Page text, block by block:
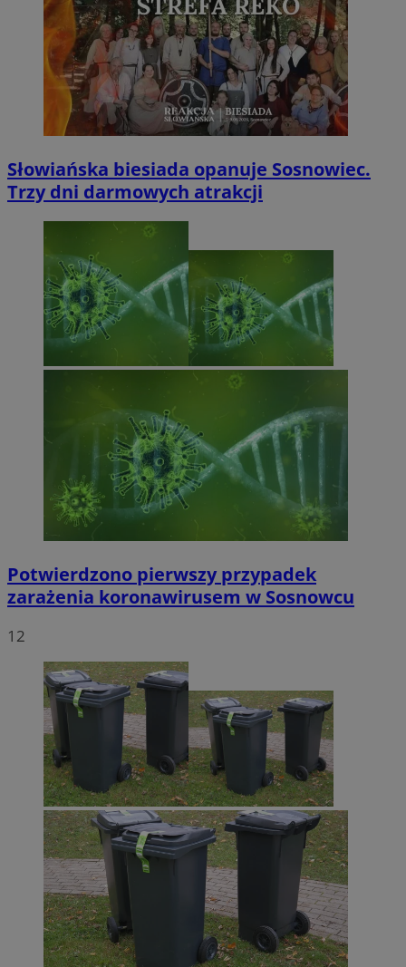
Słowiańska biesiada opanuje Sosnowiec.
Trzy dni darmowych atrakcji
Potwierdzono pierwszy przypadek
zarażenia koronawirusem w Sosnowcu
12